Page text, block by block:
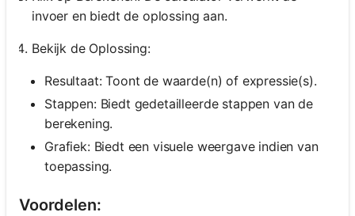
invoer en biedt de oplossing aan.
Bekijk de Oplossing:
Resultaat: Toont de waarde(n) of expressie(s).
Stappen: Biedt gedetailleerde stappen van de
berekening.
Grafiek: Biedt een visuele weergave indien van
toepassing.
Voordelen: